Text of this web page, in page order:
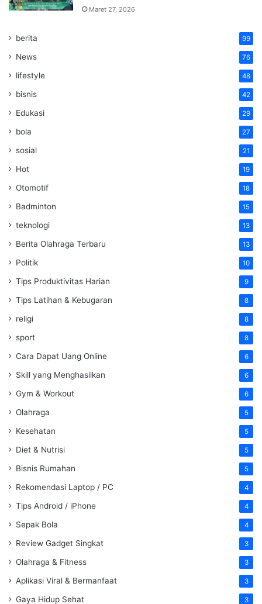
Maret 27, 2026
berita 99
News 76
lifestyle 48
bisnis 42
Edukasi 29
bola 27
sosial 21
Hot 19
Otomotif 18
Badminton 15
teknologi 13
Berita Olahraga Terbaru 13
Politik 10
Tips Produktivitas Harian 9
Tips Latihan & Kebugaran 8
religi 8
sport 8
Cara Dapat Uang Online 6
Skill yang Menghasilkan 6
Gym & Workout 6
Olahraga 5
Kesehatan 5
Diet & Nutrisi 5
Bisnis Rumahan 5
Rekomendasi Laptop / PC 4
Tips Android / iPhone 4
Sepak Bola 4
Review Gadget Singkat 3
Olahraga & Fitness 3
Aplikasi Viral & Bermanfaat 3
Gaya Hidup Sehat 3